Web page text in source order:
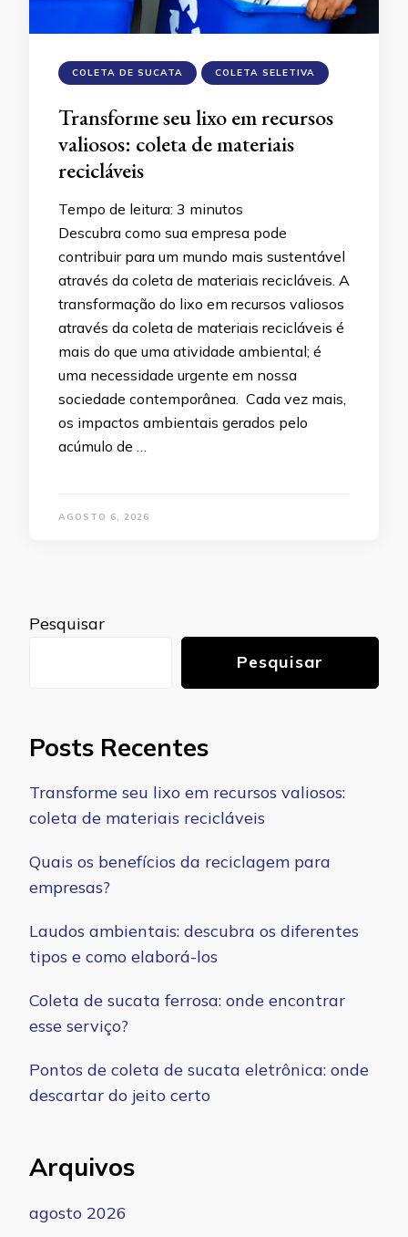
COLETA DE SUCATA COLETA SELETIVA
Transforme seu lixo em recursos
valiosos: coleta de materiais
recicláveis
Tempo de leitura: 3 minutos
Descubra como sua empresa pode
contribuir para um mundo mais sustentável
através da coleta de materiais recicláveis. A
transformação do lixo em recursos valiosos
através da coleta de materiais recicláveis é
mais do que uma atividade ambiental; é
uma necessidade urgente em nossa
sociedade contemporânea. Cada vez mais,
os impactos ambientais gerados pelo
acúmulo de …
AGOSTO 6, 2026
Pesquisar
Pesquisar
Posts Recentes
Transforme seu lixo em recursos valiosos:
coleta de materiais recicláveis
Quais os benefícios da reciclagem para
empresas?
Laudos ambientais: descubra os diferentes
tipos e como elaborá-los
Coleta de sucata ferrosa: onde encontrar
esse serviço?
Pontos de coleta de sucata eletrônica: onde
descartar do jeito certo
Arquivos
agosto 2026